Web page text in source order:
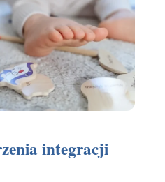
integracji